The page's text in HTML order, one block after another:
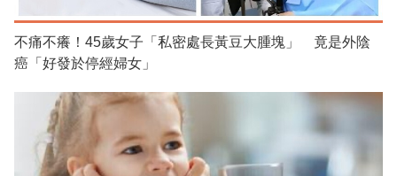
不痛不癢！45歲女子「私密處長黃豆大腫塊」 竟是外陰
癌「好發於停經婦女」